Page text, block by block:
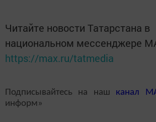
Читайте новости Татарстана в
национальном мессенджере
https://max.ru/tatmedia
Подписывайтесь на наш канал
информ»